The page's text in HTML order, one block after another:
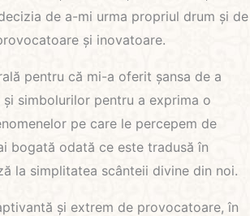
de a-mi urma propriul drum și de
și inovatoare.
pentru că mi-a oferit șansa de a
simbolurilor pentru a exprima o
pe care le percepem de
bogată odată ce este tradusă în
la simplitatea scânteii divine din noi.
și extrem de provocatoare, în